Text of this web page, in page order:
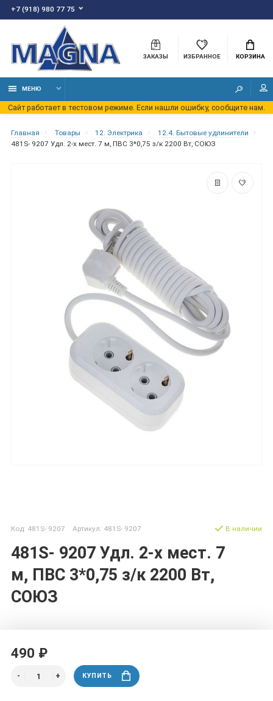
+7 (918) 980 77 75
ЗАКАЗЫ ИЗБРАННОЕ КОРЗИНА
МЕНЮ
Сайт работает в тестовом режиме. Если нашли ошибку, сообщите нам.
Главная Товары 12. Электрика
12.4. Бытовые удлинители
481S- 9207 Удл. 2-х мест. 7 м, ПВС 3*0,75 з/к 2200 Вт, СОЮЗ
Код: 481S- 9207 Артикул: 481S- 9207
481S- 9207 Удл. 2-х мест. 7
м, ПВС 3*0,75 з/к 2200 Вт,
СОЮЗ
В наличии
490 ₽
КУПИТЬ